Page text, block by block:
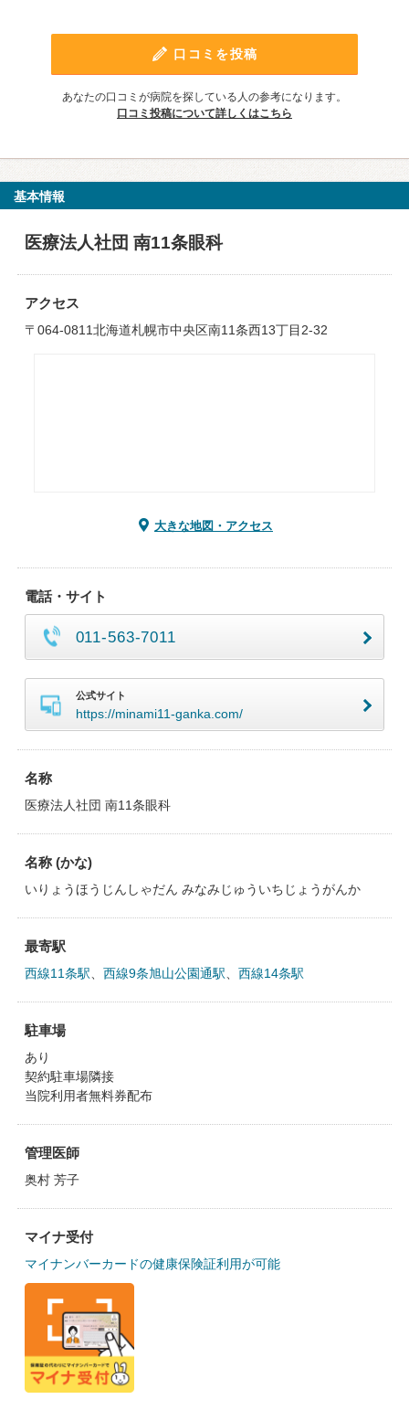
口コミを投稿
あなたの口コミが病院を探している人の参考になります。
口コミ投稿について詳しくはこちら
基本情報
医療法人社団 南11条眼科
アクセス
〒064-0811北海道札幌市中央区南11条西13丁目2-32
大きな地図・アクセス
電話・サイト
011-563-7011
公式サイト
https://minami11-ganka.com/
名称
医療法人社団 南11条眼科
名称 (かな)
いりょうほうじんしゃだん みなみじゅういちじょうがんか
最寄駅
西線11条駅 西線9条旭山公園通駅 西線14条駅
駐車場
あり
契約駐車場隣接
当院利用者無料券配布
管理医師
奥村 芳子
マイナ受付
マイナンバーカードの健康保険証利用が可能